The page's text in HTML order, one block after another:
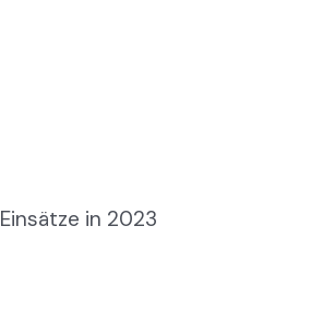
Einsätze in 2023